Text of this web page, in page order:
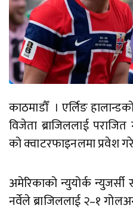
काठमाडौँ । एर्लिङ
विजेता ब्राजिललाई
को क्वाटरफाइनलमा प्रवेश
अमेरिकाको न्युयोर्क
नर्वेले ब्राजिललाई २–१